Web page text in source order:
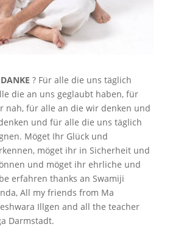
DANKE ? Für alle die uns täglich
die an uns geglaubt haben, für
nah, für alle an die wir denken und
und für alle die uns täglich
Möget Ihr Glück und
möget ihr in Sicherheit und
und möget ihr ehrliche und
erfahren thanks an Swamiji
All my friends from Ma
Illgen and all the teacher
Darmstadt.